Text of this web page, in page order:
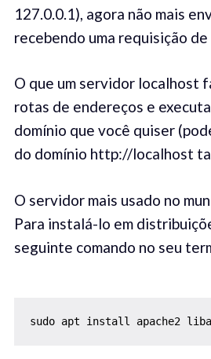
127.0.0.1), agora não mais
recebendo uma requisição de
O que um servidor localhost
rotas de endereços e
domínio que você quiser
do domínio http://localhost
O servidor mais usado no
Para instalá-lo em
seguinte comando no seu
sudo apt install apache2